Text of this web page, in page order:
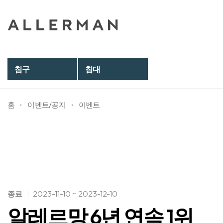
침구 침대
홈 이벤트/공지 이벤트
종료 2023-11-10 ~ 2023-12-10
알레르망 6년 연속 1위